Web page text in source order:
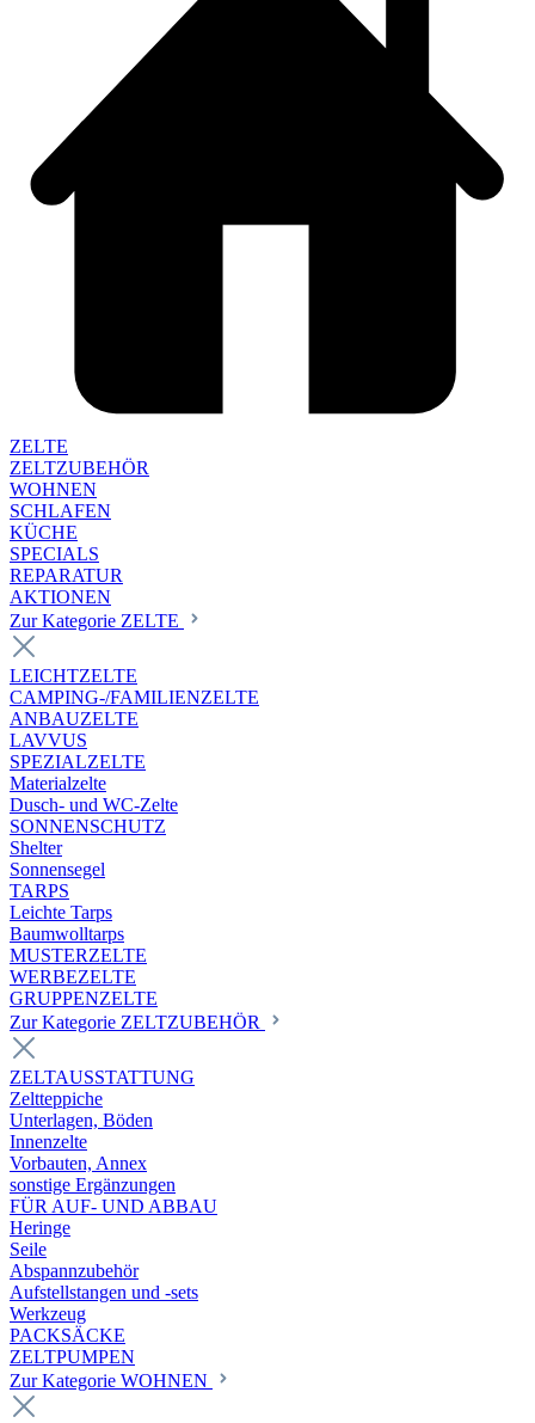
ZELTE
ZELTZUBEHÖR
WOHNEN
SCHLAFEN
KÜCHE
SPECIALS
REPARATUR
AKTIONEN
Zur Kategorie ZELTE
LEICHTZELTE
CAMPING-/FAMILIENZELTE
ANBAUZELTE
LAVVUS
SPEZIALZELTE
Materialzelte
Dusch- und WC-Zelte
SONNENSCHUTZ
Shelter
Sonnensegel
TARPS
Leichte Tarps
Baumwolltarps
MUSTERZELTE
WERBEZELTE
GRUPPENZELTE
Zur Kategorie ZELTZUBEHÖR
ZELTAUSSTATTUNG
Zeltteppiche
Unterlagen, Böden
Innenzelte
Vorbauten, Annex
sonstige Ergänzungen
FÜR AUF- UND ABBAU
Heringe
Seile
Abspannzubehör
Aufstellstangen und -sets
Werkzeug
PACKSÄCKE
ZELTPUMPEN
Zur Kategorie WOHNEN